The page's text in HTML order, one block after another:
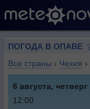
ПОГОДА В ОПАВЕ
Все страны › Чехия ›
6 августа, четверг
12:00